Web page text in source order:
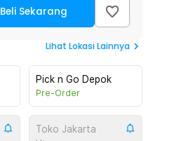
Beli Sekarang
Lihat Lokasi Lainnya
Pick n Go Depok
Pre-Order
Toko Jakarta